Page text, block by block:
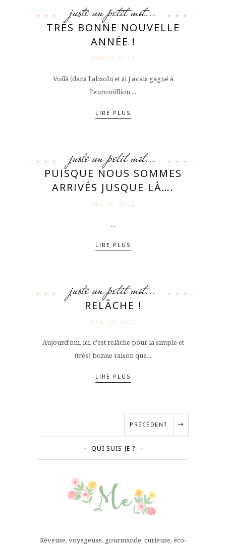
juste un petit mot...
TRÈS BONNE NOUVELLE
ANNÉE !
JAN 01. 2013
Voilà (dans l'absolu et si j'avais gagné à
l'euromillion ...
LIRE PLUS
juste un petit mot...
PUISQUE NOUS SOMMES
ARRIVÉS JUSQUE LÀ….
DÉC 25. 2012
...
LIRE PLUS
juste un petit mot...
RELÂCHE !
JUIL 23. 2012
Aujourd'hui, ici, c'est relâche pour la simple et
(très) bonne raison que...
LIRE PLUS
PRÉCÉDENT
QUI SUIS-JE ?
Rêveuse, voyageuse, gourmande, curieuse, éco-